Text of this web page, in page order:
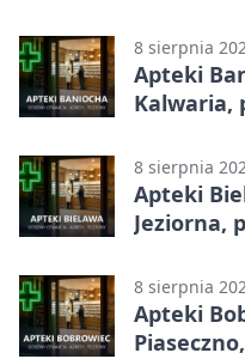
8 sierpnia
Apteki
Kalwaria,
8 sierpnia
Apteki
Jeziorna,
8 sierpnia
Apteki